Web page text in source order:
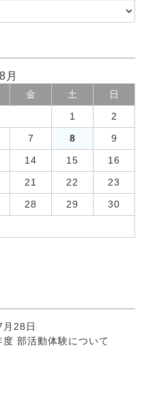
月
金 土 日
1 2
7 8 9
14 15 16
21 22 23
28 29 30
28日
度 部活動体験について